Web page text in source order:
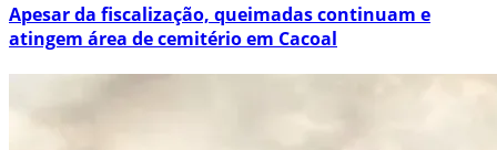
Apesar da fiscalização, queimadas continuam e
atingem área de cemitério em Cacoal